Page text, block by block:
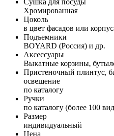
Хромированная
Цоколь
в цвет фасадов или
Подъемники
BOYARD (Россия) и др.
Аксессуары
Выкатные корзины,
Пристеночный плинтус,
освещение
по каталогу
Ручки
по каталогу (более 100
Размер
индивидуальный
Цена